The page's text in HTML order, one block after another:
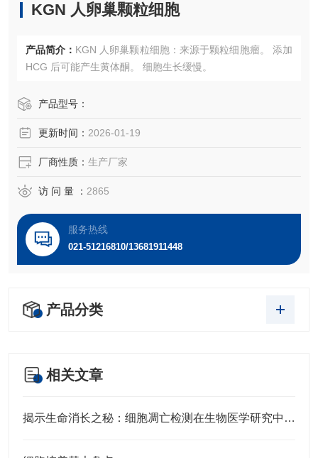
KGN 人卵巢颗粒细胞
产品简介： KGN 人卵巢颗粒细胞：来源于颗粒细胞瘤。 添加
HCG 后可能产生黄体酮。 细胞生长缓慢。
产品型号：
更新时间： 2026-01-19
厂商性质： 生产厂家
访 问 量 ： 2865
服务热线
021-51216810/13681911448
产品分类
相关文章
揭示生命消长之秘：细胞凋亡检测在生物医学研究中的应用